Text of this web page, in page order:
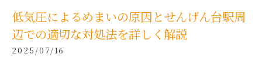
低気圧によるめまいの原因とせんげん台駅周
辺での適切な対処法を詳しく解説
2025/07/16